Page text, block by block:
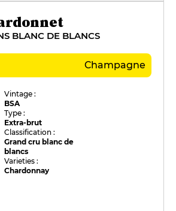
BLANC DE BLANCS
Champagne
Vintage :
BSA
Type :
Extra-brut
Classification :
Grand cru blanc de
blancs
Varieties :
Chardonnay